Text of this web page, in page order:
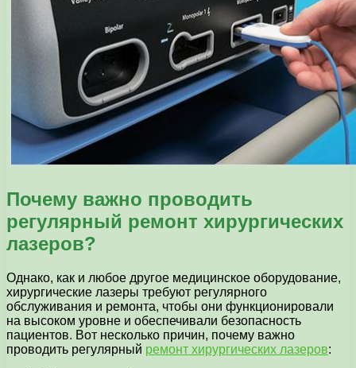
Почему важно проводить
регулярный ремонт хирургических
лазеров?
Однако, как и любое другое медицинское оборудование,
хирургические лазеры требуют регулярного
обслуживания и ремонта, чтобы они функционировали
на высоком уровне и обеспечивали безопасность
пациентов. Вот несколько причин, почему важно
проводить регулярный ремонт хирургических лазеров: